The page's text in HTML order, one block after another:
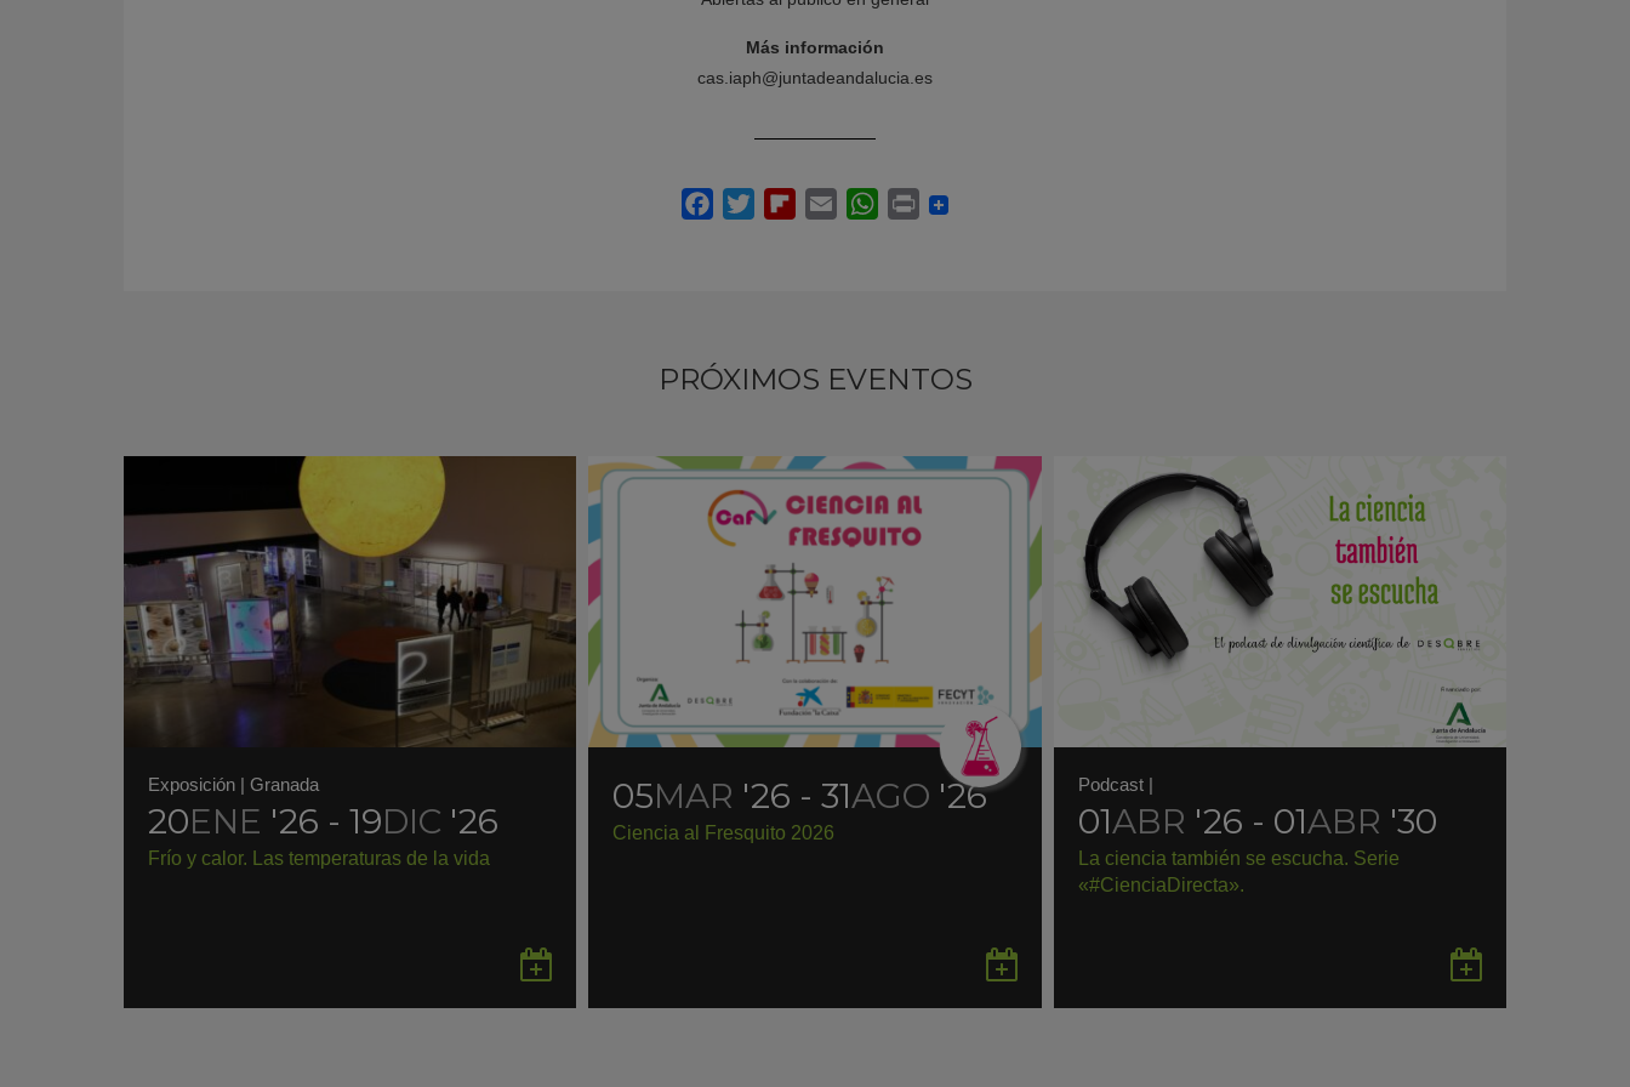
Más información
cas.iaph@juntadeandalucia.es
PRÓXIMOS EVENTOS
Exposición | Granada
20ENE '26 - 19DIC '26
Frío y calor. Las temperaturas de la vida
en
05MAR '26 - 31AGO '26
Ciencia al Fresquito 2026
en
Podcast|
01ABR '26 - 01ABR '30
La ciencia también se escucha. Serie
«#CienciaDirecta».
en